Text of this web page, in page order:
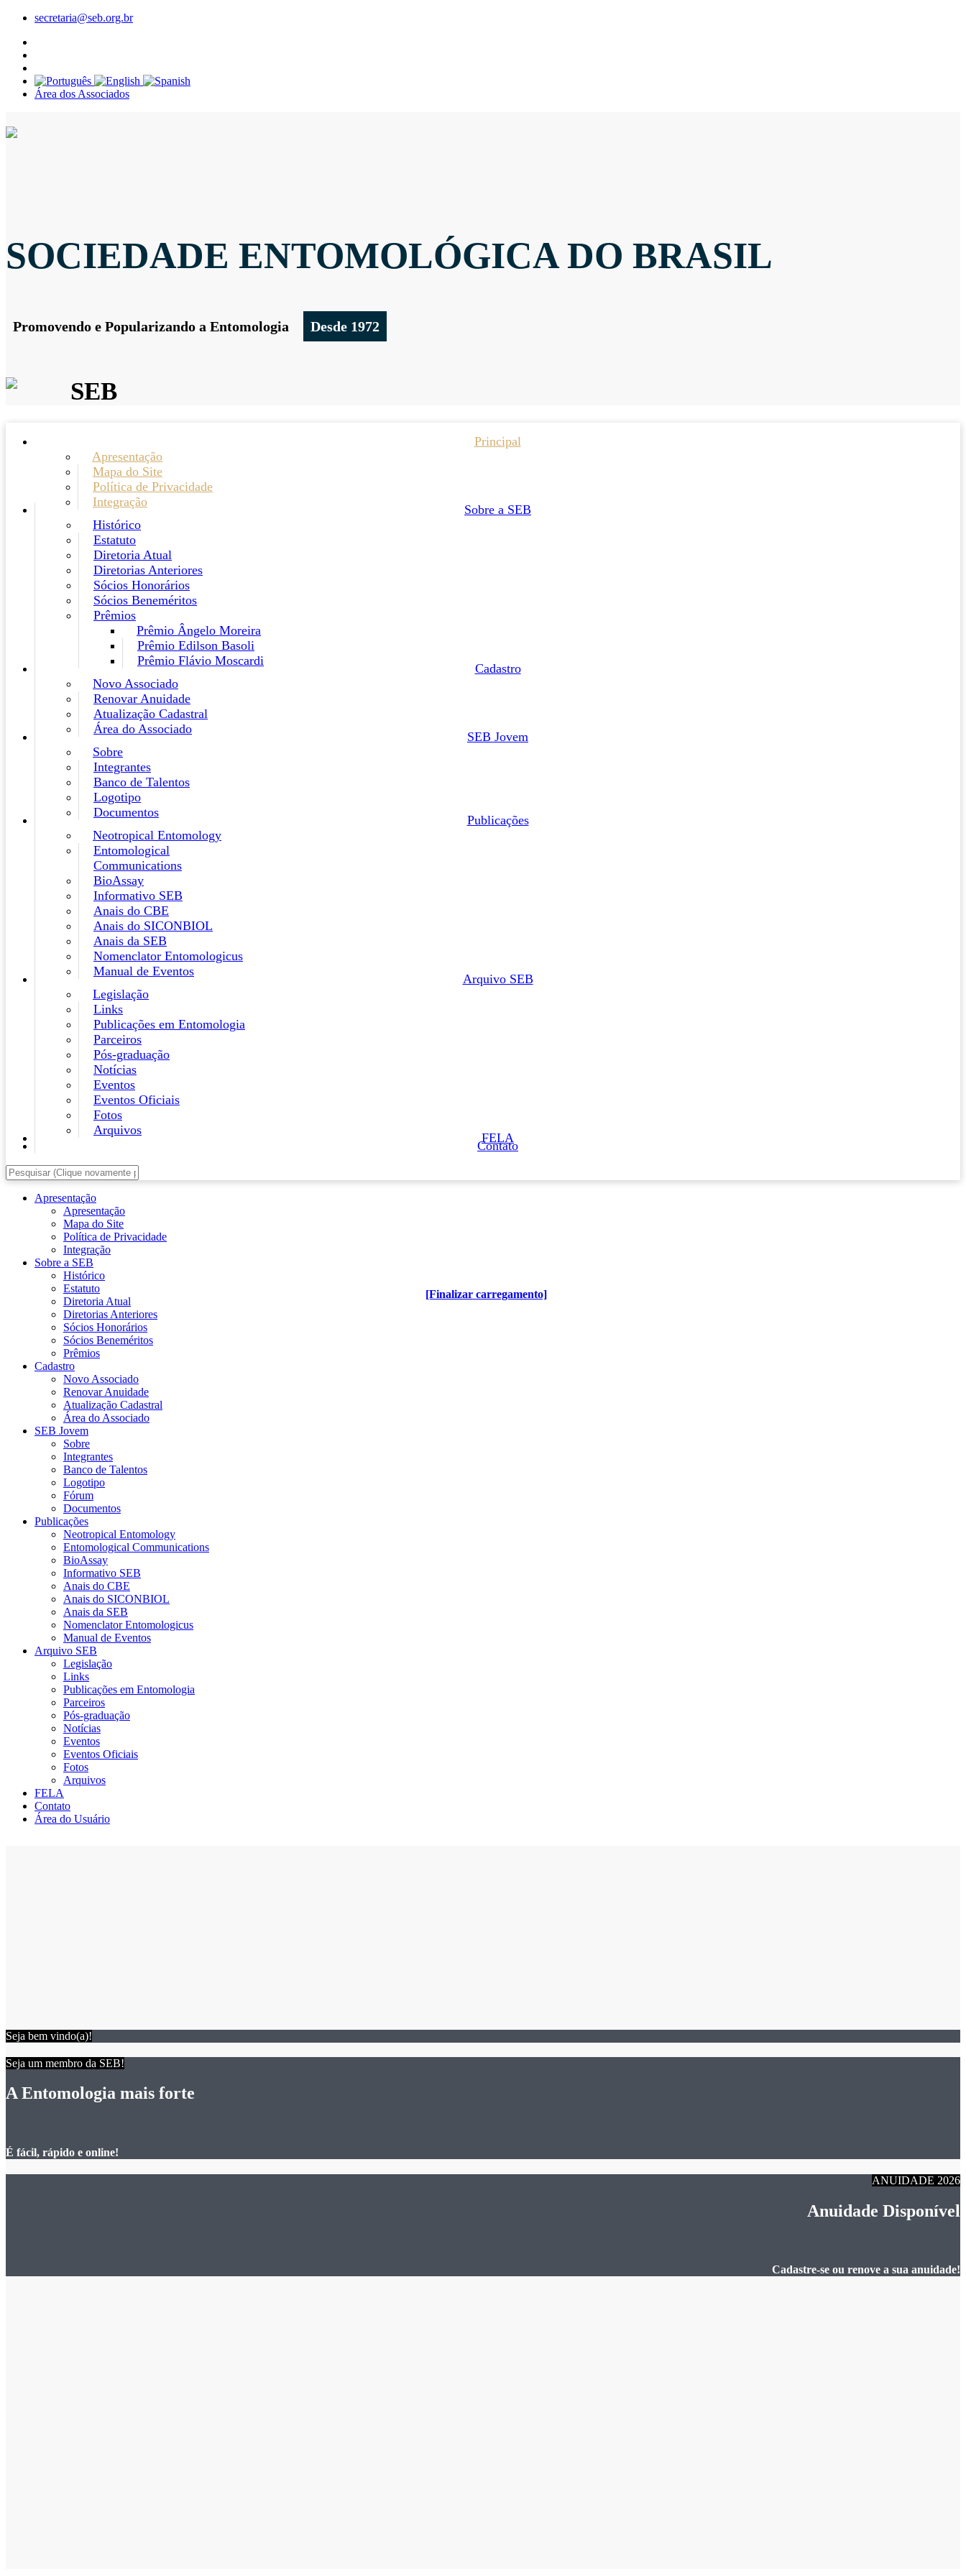
[Finalizar carregamento]
secretaria@seb.org.br
Área dos Associados
SOCIEDADE ENTOMOLÓGICA DO BRASIL
Promovendo e Popularizando a Entomologia Desde 1972
SEB
Principal
Apresentação
Mapa do Site
Política de Privacidade
Integração
Sobre a SEB
Histórico
Estatuto
Diretoria Atual
Diretorias Anteriores
Sócios Honorários
Sócios Beneméritos
Prêmios
Prêmio Ângelo Moreira
Prêmio Edilson Basoli
Prêmio Flávio Moscardi
Cadastro
Novo Associado
Renovar Anuidade
Atualização Cadastral
Área do Associado
SEB Jovem
Sobre
Integrantes
Banco de Talentos
Logotipo
Documentos
Publicações
Neotropical Entomology
Entomological
Communications
BioAssay
Informativo SEB
Anais do CBE
Anais do SICONBIOL
Anais da SEB
Nomenclator Entomologicus
Manual de Eventos
Arquivo SEB
Legislação
Links
Publicações em Entomologia
Parceiros
Pós-graduação
Notícias
Eventos
Eventos Oficiais
Fotos
Arquivos
FELA
Contato
Apresentação
Apresentação
Mapa do Site
Política de Privacidade
Integração
Sobre a SEB
Histórico
Estatuto
Diretoria Atual
Diretorias Anteriores
Sócios Honorários
Sócios Beneméritos
Prêmios
Cadastro
Novo Associado
Renovar Anuidade
Atualização Cadastral
Área do Associado
SEB Jovem
Sobre
Integrantes
Banco de Talentos
Logotipo
Fórum
Documentos
Publicações
Neotropical Entomology
Entomological Communications
BioAssay
Informativo SEB
Anais do CBE
Anais do SICONBIOL
Anais da SEB
Nomenclator Entomologicus
Manual de Eventos
Arquivo SEB
Legislação
Links
Publicações em Entomologia
Parceiros
Pós-graduação
Notícias
Eventos
Eventos Oficiais
Fotos
Arquivos
FELA
Contato
Área do Usuário
Seja bem vindo(a)!
Seja um membro da SEB!
A Entomologia mais forte
É fácil, rápido e online!
ANUIDADE 2026
Anuidade Disponível
Cadastre-se ou renove a sua anuidade!